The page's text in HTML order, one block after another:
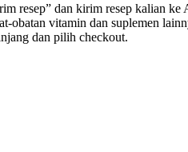
resep” dan kirim resep kalian ke
obatan vitamin dan suplemen
dan pilih checkout.